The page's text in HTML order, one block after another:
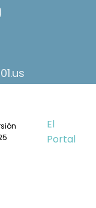
El
Portal